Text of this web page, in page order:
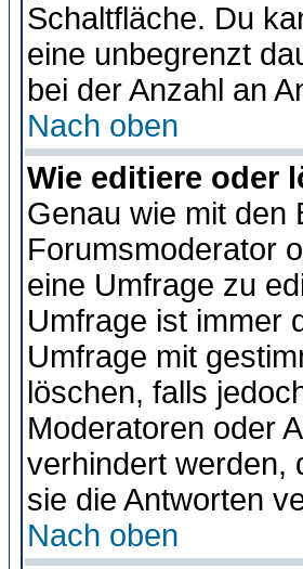
Schaltfläche. Du
eine unbegrenzt
bei der Anzahl an
Nach oben
Wie editiere oder
Genau wie mit den
Forumsmoderator
eine Umfrage zu
Umfrage ist immer
Umfrage mit
löschen, falls
Moderatoren oder
verhindert werden,
sie die Antworten
Nach oben